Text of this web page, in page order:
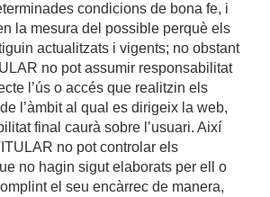
condicions de bona fe, i
la mesura del possible perquè els
actualitzats i vigents; no obstant
no pot assumir responsabilitat
l’ús o accés que realitzin els
l’àmbit al qual es dirigeix la web,
final caurà sobre l’usuari. Així
no pot controlar els
no hagin sigut elaborats per ell o
el seu encàrrec de manera,